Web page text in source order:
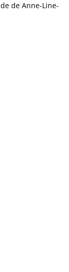
de Anne-Line-